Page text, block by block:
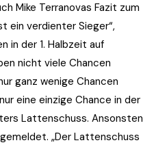
Mike Terranovas Fazit zum
ein verdienter Sieger“,
in der 1. Halbzeit auf
nicht viele Chancen
ganz wenige Chancen
eine einzige Chance in der
Lattenschuss. Ansonsten
„Der Lattenschuss